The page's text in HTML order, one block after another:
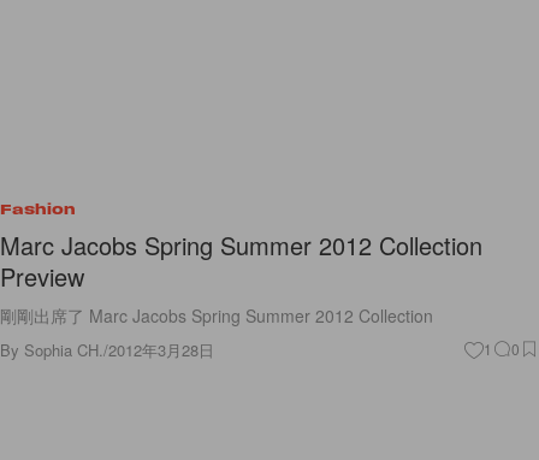
Fashion
Marc Jacobs Spring Summer 2012 Collection
Preview
剛剛出席了 Marc Jacobs Spring Summer 2012 Collection
By Sophia CH. /2012年3月28日 1 0